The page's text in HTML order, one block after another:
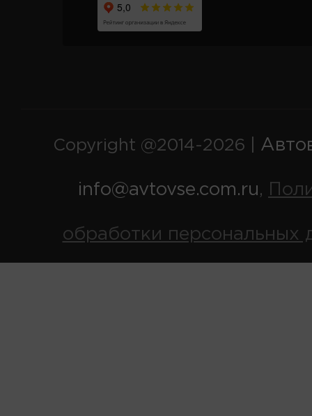
Copyright @2014-2026 |
info@avtovse.com.ru,
обработки персональных